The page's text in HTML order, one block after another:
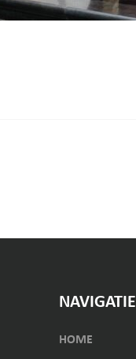
NAVIGATIE
HOME